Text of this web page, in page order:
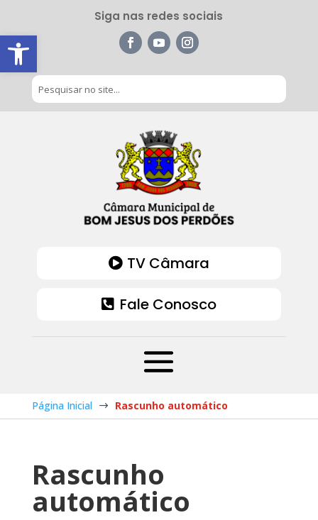
Barra de Ferramentas Aberta
Siga nas redes sociais
TV Câmara
Fale Conosco
Página Inicial $ Rascunho automático
Rascunho
automático